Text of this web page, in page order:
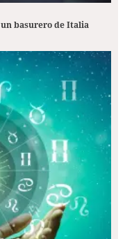
basurero de Italia